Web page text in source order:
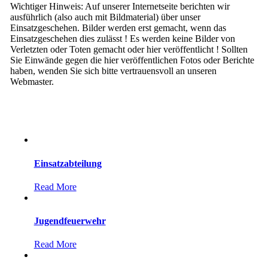
Wichtiger Hinweis: Auf unserer Internetseite berichten wir
ausführlich (also auch mit Bildmaterial) über unser
Einsatzgeschehen. Bilder werden erst gemacht, wenn das
Einsatzgeschehen dies zulässt ! Es werden keine Bilder von
Verletzten oder Toten gemacht oder hier veröffentlicht ! Sollten
Sie Einwände gegen die hier veröffentlichen Fotos oder Berichte
haben, wenden Sie sich bitte vertrauensvoll an unseren
Webmaster.
Einsatzabteilung
Read More
Jugendfeuerwehr
Read More